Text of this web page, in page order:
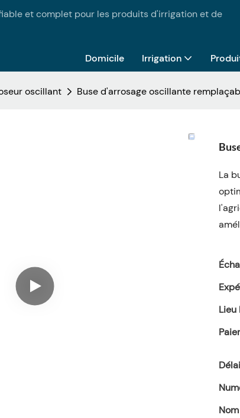
et complet pour les produits d'irrigation et de
Domicile Irrigation
oscillant Buse d'arrosage oscillante
La
Lieu